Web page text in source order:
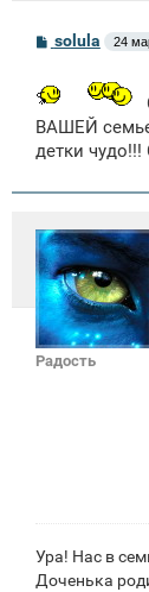
С
б
щ
е
н
и
solula 24
ВАШЕЙ
детки чудо!!!
Радость
Ура! Нас в
Доченька